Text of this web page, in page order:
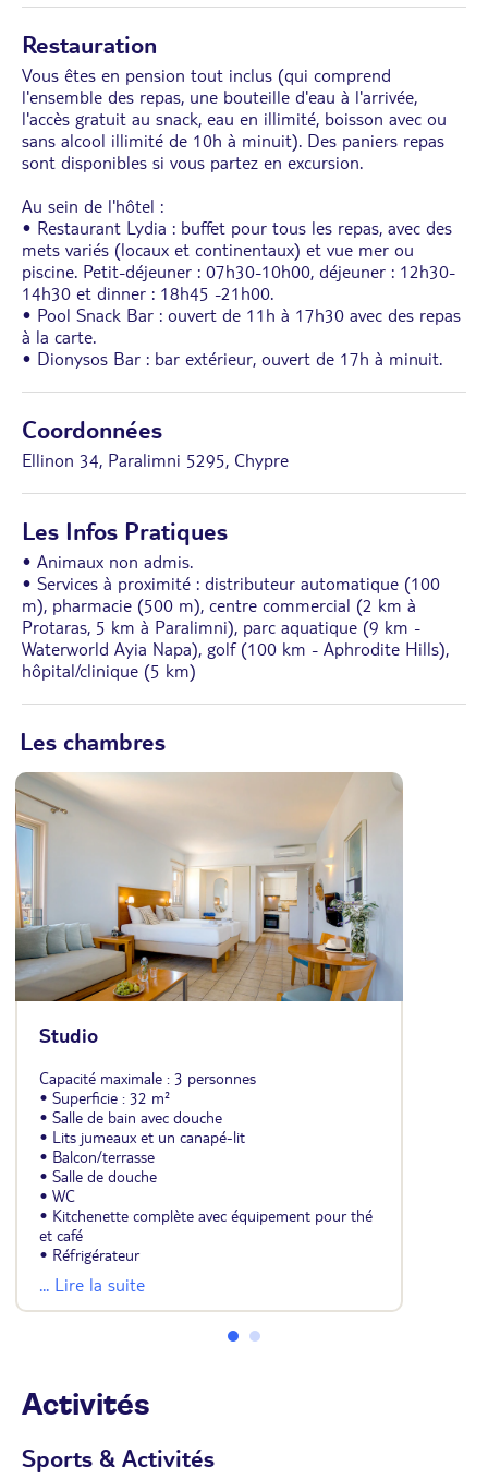
Restauration
Vous êtes en pension tout inclus (qui comprend
l'ensemble des repas, une bouteille d'eau à l'arrivée,
l'accès gratuit au snack, eau en illimité, boisson avec ou
sans alcool illimité de 10h à minuit). Des paniers repas
sont disponibles si vous partez en excursion.
Au sein de l'hôtel :
• Restaurant Lydia : buffet pour tous les repas, avec des
mets variés (locaux et continentaux) et vue mer ou
piscine. Petit-déjeuner : 07h30-10h00, déjeuner : 12h30-
14h30 et dinner : 18h45 -21h00.
• Pool Snack Bar : ouvert de 11h à 17h30 avec des repas
à la carte.
• Dionysos Bar : bar extérieur, ouvert de 17h à minuit.
Coordonnées
Ellinon 34, Paralimni 5295, Chypre
Les Infos Pratiques
• Animaux non admis.
• Services à proximité : distributeur automatique (100
m), pharmacie (500 m), centre commercial (2 km à
Protaras, 5 km à Paralimni), parc aquatique (9 km -
Waterworld Ayia Napa), golf (100 km - Aphrodite Hills),
hôpital/clinique (5 km)
Les chambres
Studio
Capacité maximale : 3 personnes
• Superficie : 32 m²
• Salle de bain avec douche
• Lits jumeaux et un canapé-lit
• Balcon/terrasse
• Salle de douche
• WC
• Kitchenette complète avec équipement pour thé
et café
• Réfrigérateur
• Téléphone
• TV satellite
• Climatisation (24h/24 de mai à octobre)
• Chauffage (avril si nécessaire)
• Wi-Fi gratuit
... Lire la suite
Activités
Sports & Activités